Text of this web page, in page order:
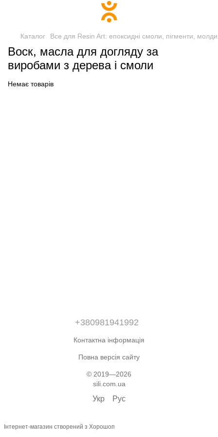
Каталог Все для Resin Art: епоксидні смоли, пігменти,
Воск, масла для догляду за
виробами з дерева і смоли
Немає товарів
+380981941992
Контактна інформація
Повна версія сайту
© 2019—2026
sili.com.ua
Укр Рус
Інтернет-магазин створений з Хорошоп